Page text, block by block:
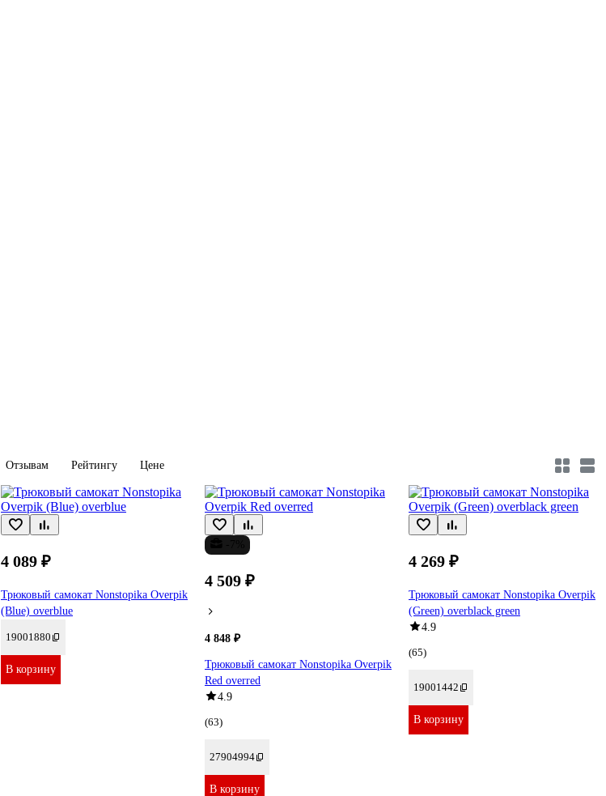
Отзывам Рейтингу Цене
4 089 ₽
Трюковый самокат Nonstopika Overpik
(Blue) overblue
19001880
В корзину
4 509 ₽
4 848 ₽
Трюковый самокат Nonstopika Overpik
Red overred
4.9
(63)
27904994
В корзину
4 269 ₽
Трюковый самокат Nonstopika Overpik
(Green) overblack green
4.9
(65)
19001442
В корзину